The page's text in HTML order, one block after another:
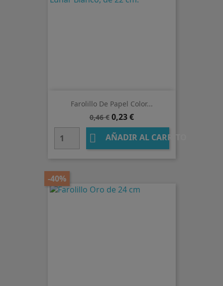
Farolillo De Papel Color...
Precio
base
0,46 € Precio
0,23 €
 AÑADIR AL CARRITO
-40%